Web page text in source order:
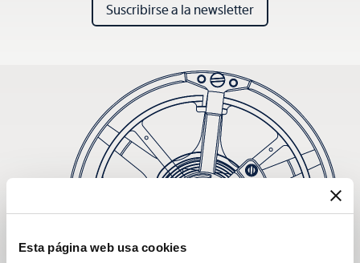
Esta página web usa cookies
Suscribirse a la newsletter